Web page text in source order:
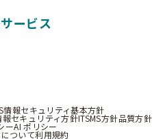
ービス
情報セキュリティ基本方針
セキュリティ方針ITSMS方針品質方針
ーAI ポリシー
ついて利用規約